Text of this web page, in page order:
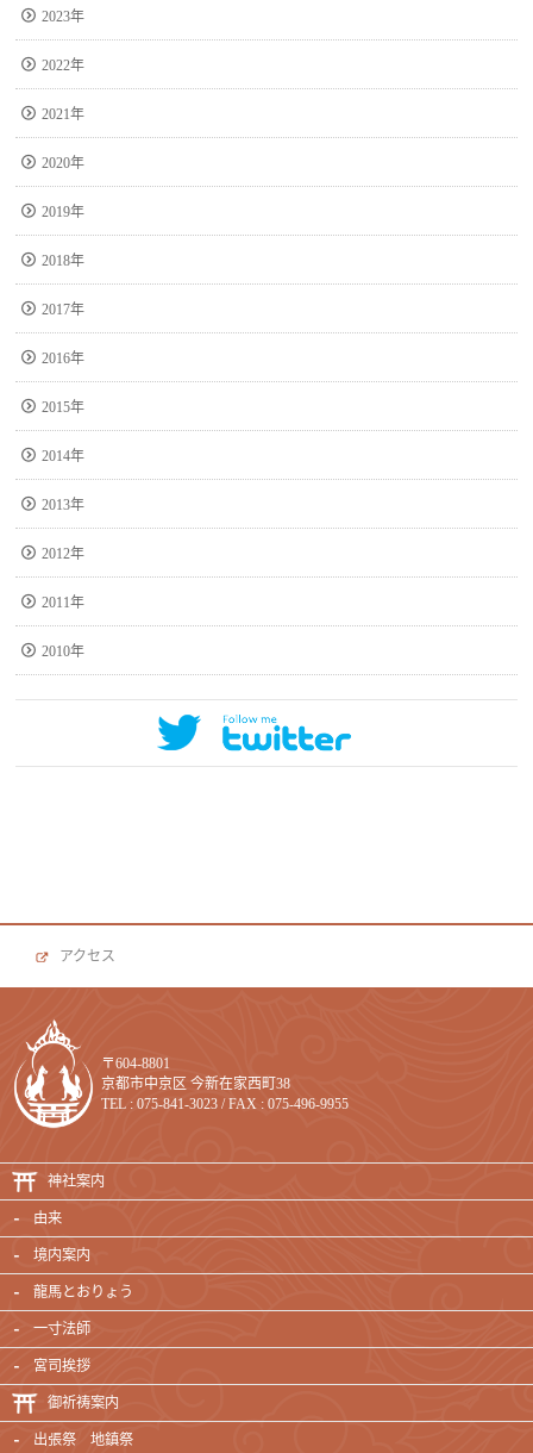
2023年
2022年
2021年
2020年
2019年
2018年
2017年
2016年
2015年
2014年
2013年
2012年
2011年
2010年
アクセス
〒604-8801
京都市中京区 今新在家西町38
TEL : 075-841-3023 / FAX : 075-496-9955
神社案内
由来
境内案内
龍馬とおりょう
一寸法師
宮司挨拶
御祈祷案内
出張祭 地鎮祭